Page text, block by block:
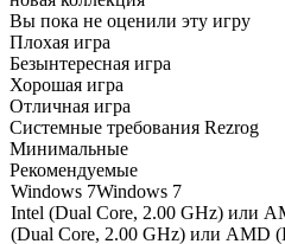
Вы пока не оценили эту игру
Плохая игра
Безынтересная игра
Хорошая игра
Отличная игра
Системные требования Rezrog
Минимальные
Рекомендуемые
Windows 7Windows 7
Intel (Dual Core, 2.00 GHz) или
(Dual Core, 2.00 GHz) или AMD